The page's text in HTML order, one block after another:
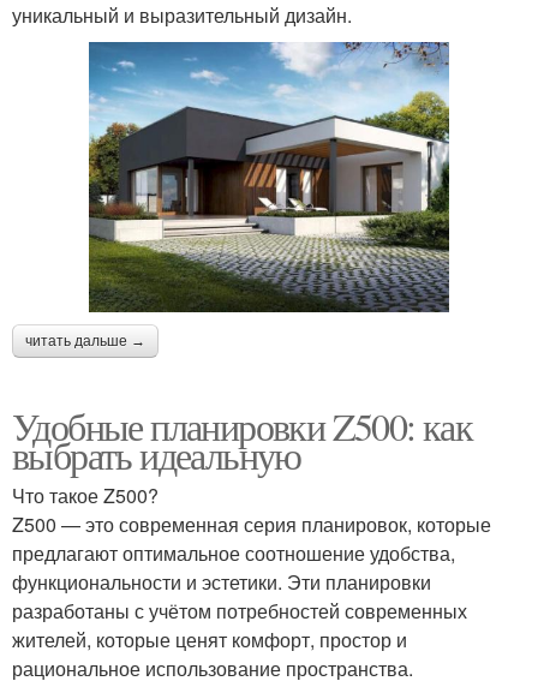
уникальный и выразительный дизайн.
читать дальше →
Удобные планировки Z500: как
выбрать идеальную
Что такое Z500?
Z500 — это современная серия планировок, которые
предлагают оптимальное соотношение удобства,
функциональности и эстетики. Эти планировки
разработаны с учётом потребностей современных
жителей, которые ценят комфорт, простор и
рациональное использование пространства.